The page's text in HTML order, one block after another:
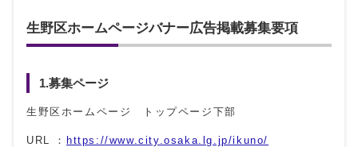
生野区ホームページバナー広告掲載募集要項
1.募集ページ
生野区ホームページ トップページ下部
URL ： https://www.city.osaka.lg.jp/ikuno/